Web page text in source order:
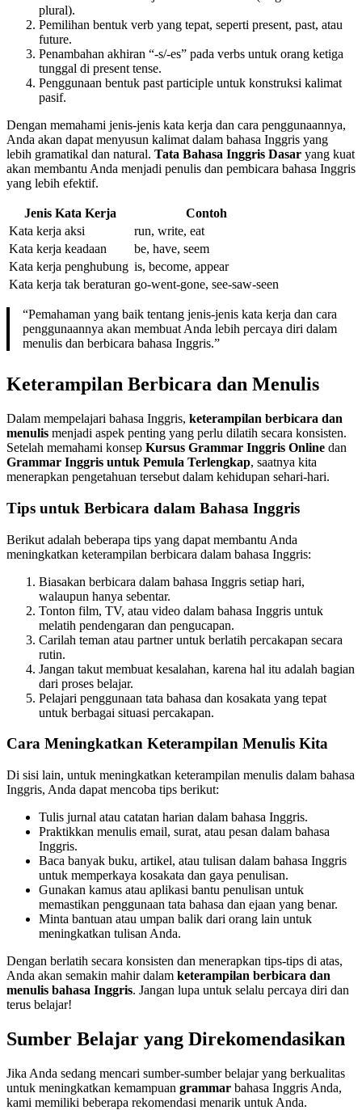
plural).
Pemilihan bentuk verb yang tepat, seperti present, past, atau
future.
Penambahan akhiran “-s/-es” pada verbs untuk orang ketiga
tunggal di present tense.
Penggunaan bentuk past participle untuk konstruksi kalimat
pasif.
Dengan memahami jenis-jenis kata kerja dan cara penggunaannya,
Anda akan dapat menyusun kalimat dalam bahasa Inggris yang
lebih gramatikal dan natural. Tata Bahasa Inggris Dasar yang kuat
akan membantu Anda menjadi penulis dan pembicara bahasa Inggris
yang lebih efektif.
Jenis Kata Kerja
Contoh
Kata kerja aksi
run, write, eat
Kata kerja keadaan
be, have, seem
Kata kerja penghubung is, become, appear
Kata kerja tak beraturan go-went-gone, see-saw-seen
“Pemahaman yang baik tentang jenis-jenis kata kerja dan cara
penggunaannya akan membuat Anda lebih percaya diri dalam
menulis dan berbicara bahasa Inggris.”
Keterampilan Berbicara dan Menulis
Dalam mempelajari bahasa Inggris, keterampilan berbicara dan
menulis menjadi aspek penting yang perlu dilatih secara konsisten.
Setelah memahami konsep Kursus Grammar Inggris Online dan
Grammar Inggris untuk Pemula Terlengkap, saatnya kita
menerapkan pengetahuan tersebut dalam kehidupan sehari-hari.
Tips untuk Berbicara dalam Bahasa Inggris
Berikut adalah beberapa tips yang dapat membantu Anda
meningkatkan keterampilan berbicara dalam bahasa Inggris:
Biasakan berbicara dalam bahasa Inggris setiap hari,
walaupun hanya sebentar.
Tonton film, TV, atau video dalam bahasa Inggris untuk
melatih pendengaran dan pengucapan.
Carilah teman atau partner untuk berlatih percakapan secara
rutin.
Jangan takut membuat kesalahan, karena hal itu adalah bagian
dari proses belajar.
Pelajari penggunaan tata bahasa dan kosakata yang tepat
untuk berbagai situasi percakapan.
Cara Meningkatkan Keterampilan Menulis Kita
Di sisi lain, untuk meningkatkan keterampilan menulis dalam bahasa
Inggris, Anda dapat mencoba tips berikut:
Tulis jurnal atau catatan harian dalam bahasa Inggris.
Praktikkan menulis email, surat, atau pesan dalam bahasa
Inggris.
Baca banyak buku, artikel, atau tulisan dalam bahasa Inggris
untuk memperkaya kosakata dan gaya penulisan.
Gunakan kamus atau aplikasi bantu penulisan untuk
memastikan penggunaan tata bahasa dan ejaan yang benar.
Minta bantuan atau umpan balik dari orang lain untuk
meningkatkan tulisan Anda.
Dengan berlatih secara konsisten dan menerapkan tips-tips di atas,
Anda akan semakin mahir dalam keterampilan berbicara dan
menulis bahasa Inggris. Jangan lupa untuk selalu percaya diri dan
terus belajar!
Sumber Belajar yang Direkomendasikan
Jika Anda sedang mencari sumber-sumber belajar yang berkualitas
untuk meningkatkan kemampuan grammar bahasa Inggris Anda,
kami memiliki beberapa rekomendasi menarik untuk Anda.